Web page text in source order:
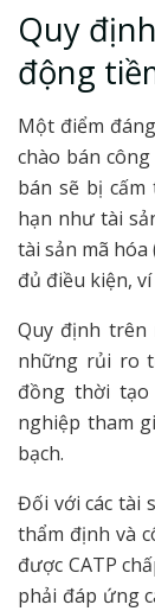
Quy
động
Một điểm
chào bán
bán sẽ bị
hạn như tài
tài sản mã hóa
đủ điều kiện,
Quy định trên
những rủi ro
đồng thời tạo
nghiệp tham
bạch.
Đối với các tài
thẩm định và
được CATP
phải đáp ứng